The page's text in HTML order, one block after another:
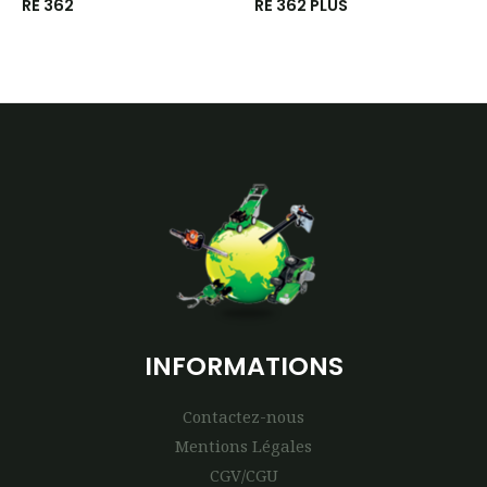
RE 362 RE 362 PLUS
INFORMATIONS
Contactez-nous
Mentions Légales
CGV/CGU